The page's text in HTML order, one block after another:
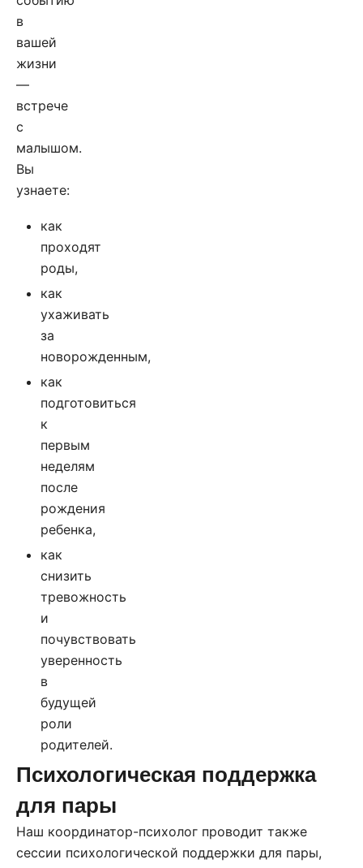
в
вашей
жизни
—
встрече
с
малышом.
Вы
узнаете:
как
проходят
роды,
как
ухаживать
за
новорожденным,
как
подготовиться
к
первым
неделям
после
рождения
ребенка,
как
снизить
тревожность
и
почувствовать
уверенность
в
будущей
роли
родителей.
Психологическая поддержка
для пары
Наш координатор-психолог проводит также
сессии психологической поддержки для пары,